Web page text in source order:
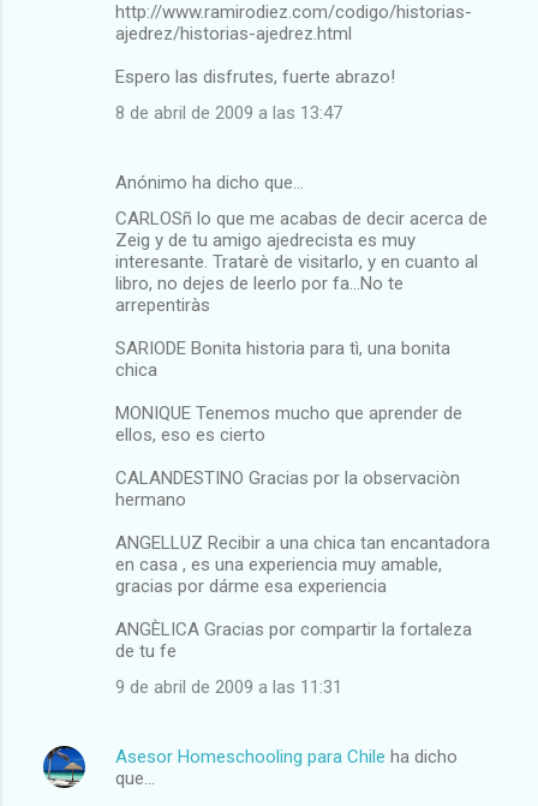
http://www.ramirodiez.com/codigo/historias-
ajedrez/historias-ajedrez.html
Espero las disfrutes, fuerte abrazo!
8 de abril de 2009 a las 13:47
Anónimo ha dicho que…
CARLOSñ lo que me acabas de decir acerca de
Zeig y de tu amigo ajedrecista es muy
interesante. Tratarè de visitarlo, y en cuanto al
libro, no dejes de leerlo por fa...No te
arrepentiràs
SARIODE Bonita historia para tì, una bonita
chica
MONIQUE Tenemos mucho que aprender de
ellos, eso es cierto
CALANDESTINO Gracias por la observaciòn
hermano
ANGELLUZ Recibir a una chica tan encantadora
en casa , es una experiencia muy amable,
gracias por dárme esa experiencia
ANGÈLICA Gracias por compartir la fortaleza
de tu fe
9 de abril de 2009 a las 11:31
Asesor Homeschooling para Chile ha dicho
que…